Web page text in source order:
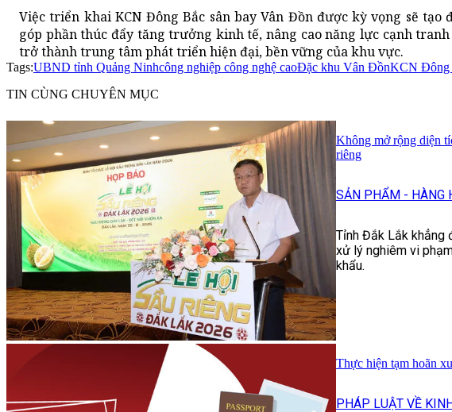
Việc triển khai KCN Đông Bắc sân bay Vân Đồn được kỳ vọng sẽ
góp phần thúc đẩy tăng trưởng kinh tế, nâng cao năng lực cạnh
trở thành trung tâm phát triển hiện đại, bền vững của khu vực.
Tags:UBND tỉnh Quảng Ninhcông nghiệp công nghệ caoĐặc khu Vân ĐồnKCN Đông
TIN CÙNG CHUYÊN MỤC
Không mở rộng diện
riêng
SẢN PHẨM - HÀNG
Tỉnh Đắk Lắk khẳng
xử lý nghiêm vi
khẩu.
Thực hiện tạm hoãn
PHÁP LUẬT VỀ